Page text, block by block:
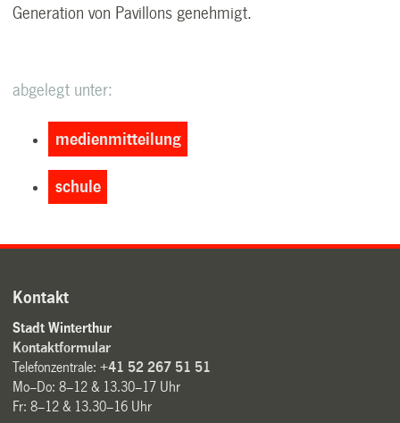
Generation von Pavillons genehmigt.
abgelegt unter:
medienmitteilung
schule
Kontakt
Stadt Winterthur
Kontaktformular
Telefonzentrale:+41 52 267 51 51
Mo–Do: 8–12 & 13.30–17 Uhr
Fr: 8–12 & 13.30–16 Uhr